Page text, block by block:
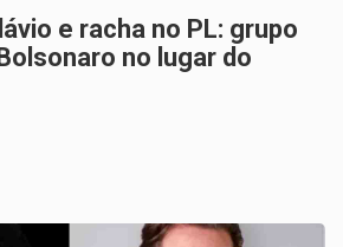
e racha no PL: grupo
no lugar do